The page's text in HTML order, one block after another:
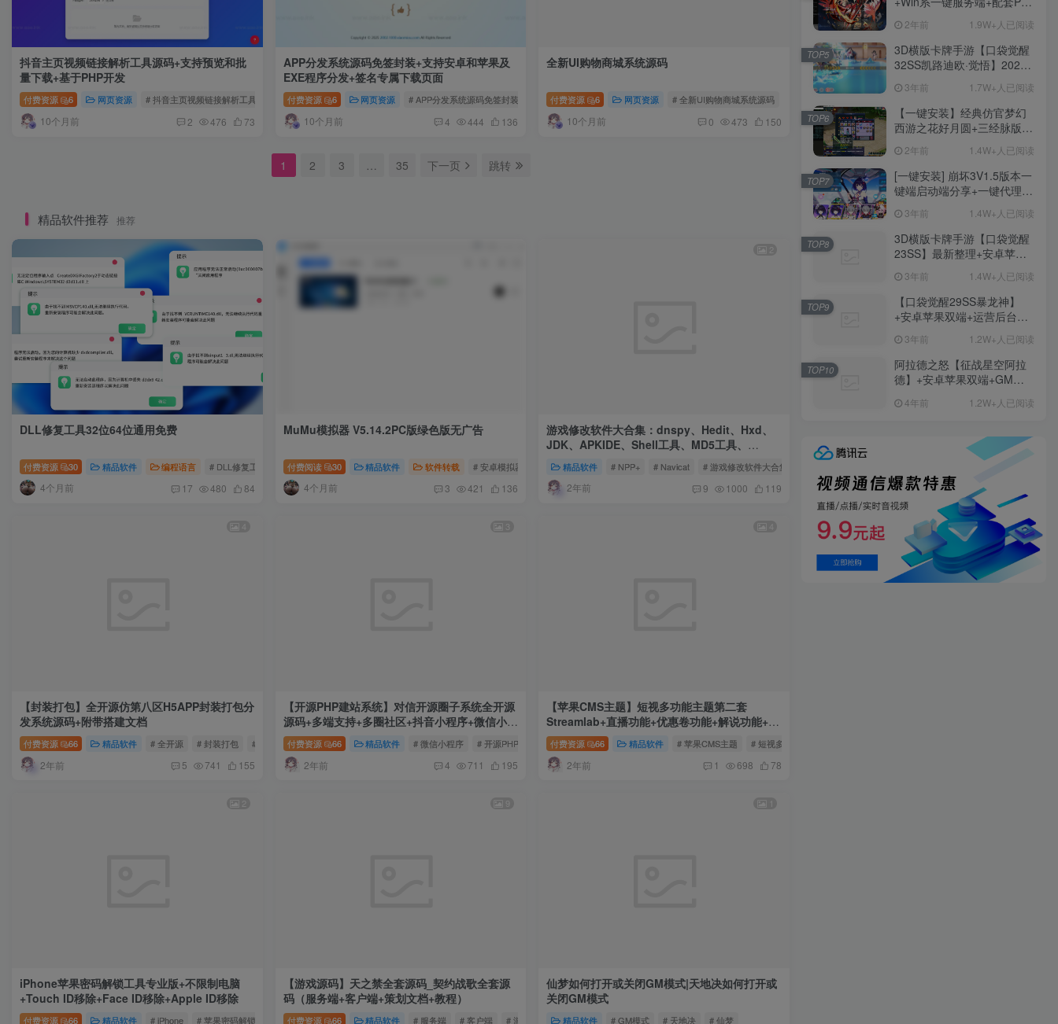
抖音主页视频链接解析工具源码+支持预览和批
量下载+基于PHP开发
付费资源 6 网页资源 # 抖音主页视频链接解析工具源码 # 支持预览和批量下载 # 基于PHP开发
10个月前 2 476 73
APP分发系统源码免签封装+支持安卓和苹果及
EXE程序分发+签名专属下载页面
付费资源 6 网页资源 # APP分发系统源码免签封装 # 支持安卓和苹果及EXE程序分发 # 签名专属下载页面
10个月前 4 444 136
全新UI购物商城系统源码
付费资源 6 网页资源 # 全新UI购物商城系统源码
10个月前 0 473 150
1 2 3 … 35 下一页 跳转
精品软件推荐 推荐
DLL修复工具32位64位通用免费
付费资源 30 精品软件 编程语言 # DLL修复工具 # 免费DLL修复工具 # DLL系统修复工具
4个月前 17 480 84
MuMu模拟器 V5.14.2PC版绿色版无广告
付费阅读 30 精品软件 软件转载 # 安卓模拟器绿色版 # MuMu模拟器绿色版 # 手机模拟器绿色版
4个月前 3 421 136
游戏修改软件大合集：dnspy、Hedit、Hxd、
JDK、APKIDE、Shell工具、MD5工具、
精品软件 # NPP+ # Navicat # 游戏修改软件大合集
2年前 9 1000 119
【封装打包】全开源仿第八区H5APP封装打包分
发系统源码+附带搭建文档
付费资源 66 精品软件 # 全开源 # 封装打包 # 仿第八区H5APP封装打包分发系统源码
2年前 5 741 155
【开源PHP建站系统】对信开源圈子系统全开源
源码+多端支持+多圈社区+抖音小程序+微信小程
序+百度小程序
付费资源 66 精品软件 # 微信小程序 # 开源PHP建站系统 # 对信开源圈子系统全开源源码
2年前 4 711 195
【苹果CMS主题】短视多功能主题第二套
Streamlab+直播功能+优惠卷功能+解说功能+音
乐盒子功能+vip解析功能
付费资源 66 精品软件 # 苹果CMS主题 # 短视多功能主题第二套Streamlab
2年前 1 698 78
2
iPhone苹果密码解锁工具专业版+不限制电脑
+Touch ID移除+Face ID移除+Apple ID移除
付费资源 66 精品软件 # iPhone # 苹果密码解锁工具专业版 # 不限制电脑
【游戏源码】天之禁全套源码_契约战歌全套源
码（服务端+客户端+策划文档+教程）
付费资源 66 精品软件 # 服务端 # 客户端 # 游戏源码
仙梦如何打开或关闭GM模式|天地决如何打开或
关闭GM模式
精品软件 # GM模式 # 天地决 # 仙梦
池文件
2年前 1.9W+人已阅读
3D横版卡牌手游【口袋觉醒
32SS凯路迪欧·觉悟】2023
+支付对接+安卓苹果双端+运
营后台+GM授权后台+代理
后台
3年前 1.7W+人已阅读
TOP5
【一键安装】经典仿官梦幻
西游之花好月圆+三经脉版本
卡+剧情活动+视频搭建及其
他修改资料
2年前 1.4W+人已阅读
TOP6
[一键安装] 崩坏3V1.5版本一
键端启动端分享+一键代理
ID+详细指令+极简一键修改
3年前 1.4W+人已阅读
TOP7
3D横版卡牌手游【口袋觉醒
23SS】最新整理+安卓苹果
细搭建教程
3年前 1.4W+人已阅读
TOP8
【口袋觉醒29SS暴龙神】
+安卓苹果双端+运营后台
端 3年前 1.2W+人已阅读
TOP9
阿拉德之怒【征战星空阿拉
德】+安卓苹果双端+GM授
+详细教程
4年前 1.2W+人已阅读
TOP10